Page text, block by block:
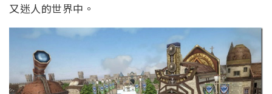
又迷人的世界中。